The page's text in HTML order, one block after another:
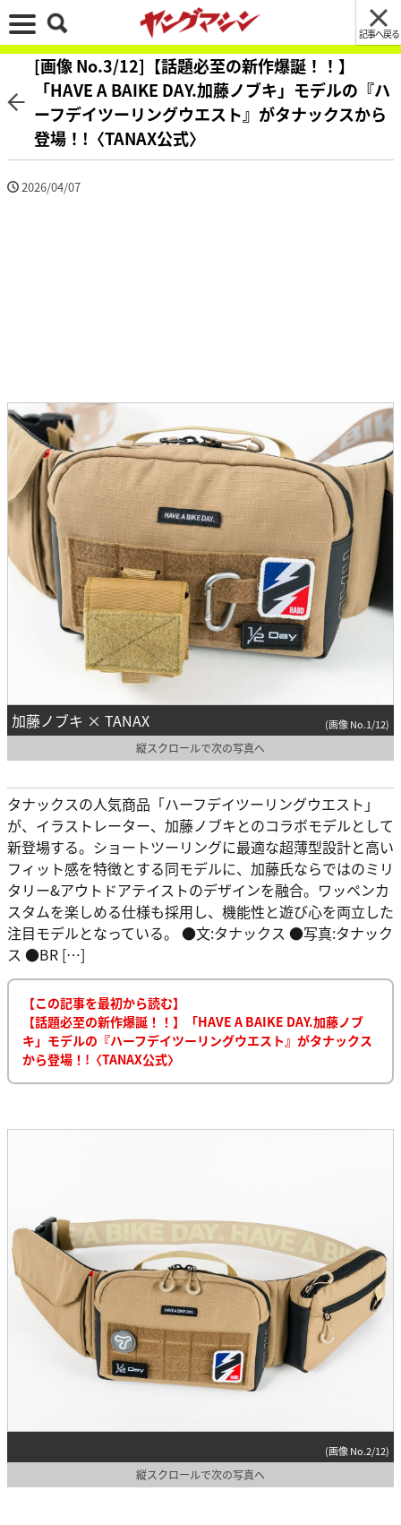
記事へ戻る
[画像 No.3/12]【話題必至の新作爆誕！！】
「HAVE A BAIKE DAY.加藤ノブキ」モデルの『ハ
ーフデイツーリングウエスト』がタナックスから
登場！!〈TANAX公式〉
2026/04/07
加藤ノブキ × TANAX (画像 No.1/12)
縦スクロールで次の写真へ
タナックスの人気商品「ハーフデイツーリングウエスト」
が、イラストレーター、加藤ノブキとのコラボモデルとして
新登場する。ショートツーリングに最適な超薄型設計と高い
フィット感を特徴とする同モデルに、加藤氏ならではのミリ
タリー&アウトドアテイストのデザインを融合。ワッペンカ
スタムを楽しめる仕様も採用し、機能性と遊び心を両立した
注目モデルとなっている。 ●文:タナックス ●写真:タナック
ス ●BR […]
【この記事を最初から読む】
【話題必至の新作爆誕！！】「HAVE A BAIKE DAY.加藤ノブ
キ」モデルの『ハーフデイツーリングウエスト』がタナックス
から登場！!〈TANAX公式〉
(画像 No.2/12)
縦スクロールで次の写真へ